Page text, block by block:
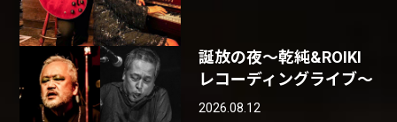
誕放の夜〜乾純&ROIKI
レコーディングライブ〜
2026.08.12